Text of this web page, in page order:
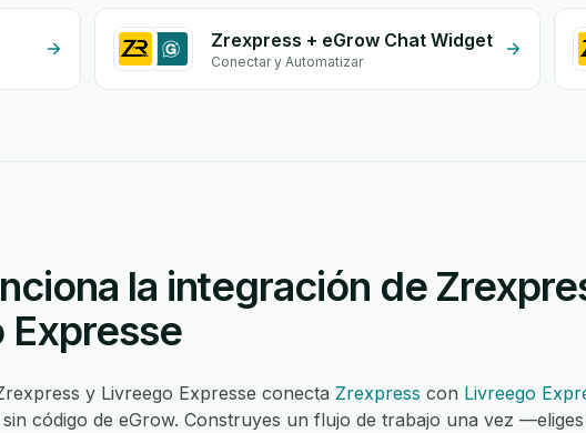
Zrexpress + eGrow Chat Widget
Conectar y Automatizar
la integración de
Expresse
y Livreego Expresse conecta Zrexpress con Livreego
código de eGrow. Construyes un flujo de trabajo una vez